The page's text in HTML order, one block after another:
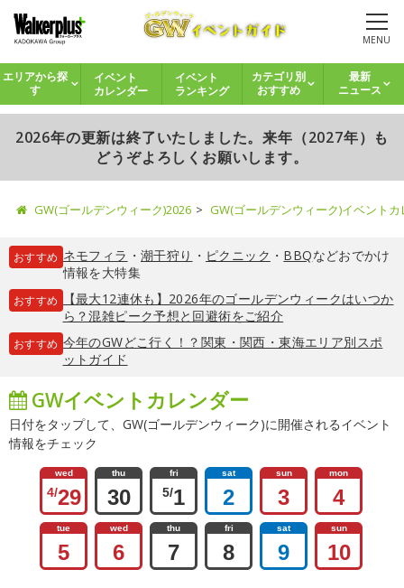
MENU
エリアから探
す
イベント
カレンダー
イベント
ランキング
カテゴリ別
おすすめ
最新
ニュース
2026年の更新は終了いたしました。来年（2027年）も
どうぞよろしくお願いします。
GW(ゴールデンウィーク)2026 GW(ゴールデンウィーク)イベント
おすすめ ネモフィラ ・ 潮干狩り ・ ピクニック ・ BBQなどおでかけ
情報を大特集
おすすめ
【最大12連休も】2026年のゴールデンウィークはいつか
ら？混雑ピーク予想と回避術をご紹介
おすすめ 今年のGWどこ行く！？関東・関西・東海エリア別スポ
ットガイド
GWイベントカレンダー
日付をタップして、GW(ゴールデンウィーク)に開催されるイベント
情報をチェック
wed
4/29
thu
30
fri
5/1
sat
2
sun
3
mon
4
tue
5
wed
6
thu
7
fri
8
sat
9
sun
10